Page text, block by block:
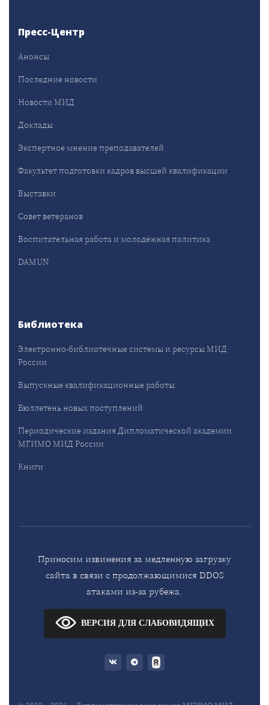
Пресс-Центр
Анонсы
Последние новости
Новости МИД
Доклады
Экспертное мнение преподавателей
Факультет подготовки кадров высшей квалификации
Выставки
Совет ветеранов
Воспитательная работа и молодёжная политика
DAMUN
Библиотека
Электронно-библиотечные системы и ресурсы МИД
России
Выпускные квалификационные работы
Бюллетень новых поступлений
Периодические издания Дипломатической академии
МГИМО МИД России
Книги
Приносим извинения за медленную загрузку
сайта в связи с продолжающимися DDOS
атаками из-за рубежа.
ВЕРСИЯ ДЛЯ СЛАБОВИДЯЩИХ